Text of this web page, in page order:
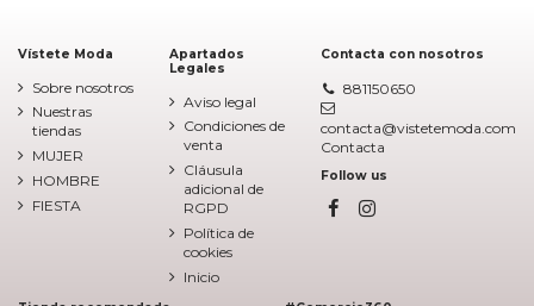
Vístete Moda
Sobre nosotros
Nuestras
tiendas
MUJER
HOMBRE
FIESTA
Apartados
Legales
Aviso legal
Condiciones de
venta
Cláusula
adicional de
RGPD
Política de
cookies
Inicio
Contacta con nosotros
881150650
contacta@vistetemoda.com
Contacta
Follow us